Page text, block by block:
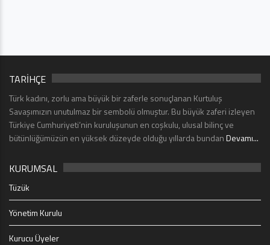
TARİHÇE
Türk kadını, zorlu ama büyük bir zaferle sonuçlanan Kurtuluş
Savaşımızın unutulmaz bir sembolü olmuştur. Bu büyük zaferi izleyen
Türkiye Cumhuriyeti’nin kuruluşunun en coşkulu, ulusal bilinç ve
bütünlüğümüzün en yüksek düzeyde olduğu yıllarda bundanDevamı...
KURUMSAL
Tüzük
Yönetim Kurulu
Kurucu Üyeler